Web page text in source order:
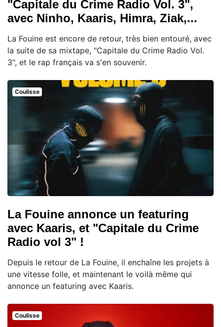
"Capitale du Crime Radio Vol. 3",
avec Ninho, Kaaris, Himra, Ziak,...
La Fouine est encore de retour, très bien entouré, avec
la suite de sa mixtape, "Capitale du Crime Radio Vol.
3", et le rap français va s'en souvenir.
Coulisse
La Fouine annonce un featuring
avec Kaaris, et "Capitale du Crime
Radio vol 3" !
Depuis le retour de La Fouine, il enchaîne les projets à
une vitesse folle, et maintenant le voilà même qui
annonce un featuring avec Kaaris.
Coulisse